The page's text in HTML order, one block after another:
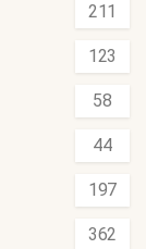
211
123
58
44
197
362